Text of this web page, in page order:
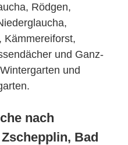
Rödgen,
Kämmereiforst,
und Ganz-
und
nach
Bad